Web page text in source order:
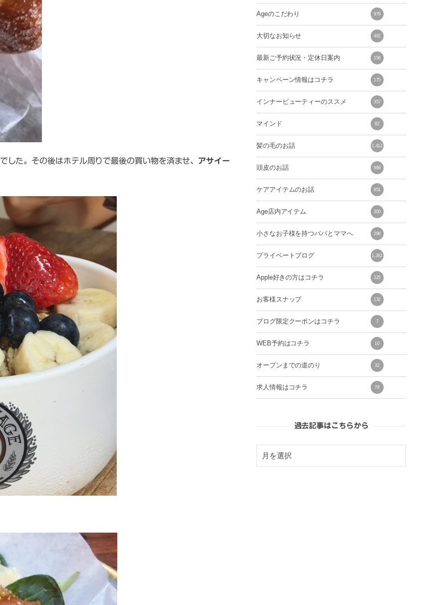
た。その後はホテル周りで最後の買い物を済ませ、 アサイー
Ageのこだわり 979
大切なお知らせ 482
最新ご予約状況・定休日案内 156
キャンペーン情報はコチラ 175
インナービューティーのススメ 357
マインド 82
髪の毛のお話 1,412
頭皮のお話 669
ケアアイテムのお話 851
Age店内アイテム 300
小さなお子様を持つパパとママへ 298
プライベートブログ 1,282
Apple好きの方はコチラ 225
お客様スナップ 132
ブログ限定クーポンはコチラ 7
WEB予約はコチラ 10
オープンまでの道のり 32
求人情報はコチラ 78
過去記事はこちらから